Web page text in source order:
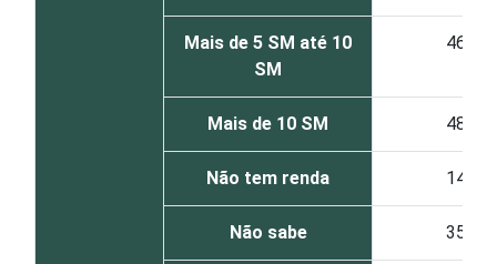
Mais de 5 SM até 10
SM
46
Mais de 10 SM 48
Não tem renda 14
Não sabe 35